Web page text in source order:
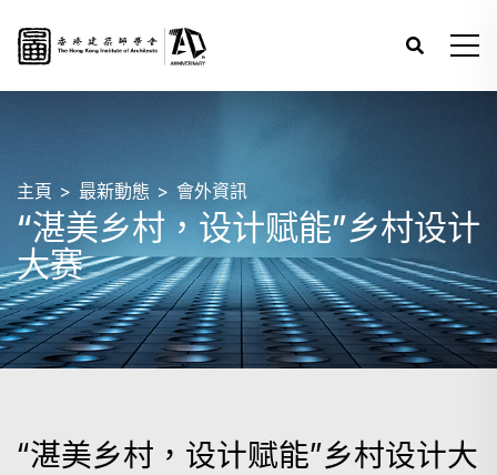
主頁 最新動態 會外資訊
“湛美乡村，设计赋能”乡村设计
大赛
“湛美乡村，设计赋能”乡村设计大